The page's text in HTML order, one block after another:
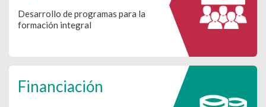
Desarrollo de programas para la
formación integral
Financiación